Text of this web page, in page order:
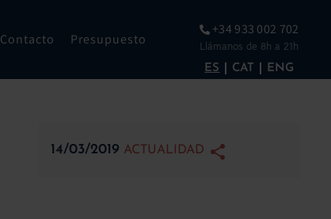
Contacto Presupuesto
+34 933 002 702
Llámanos de 8h a 21h
ES CAT ENG
14/03/2019 ACTUALIDAD